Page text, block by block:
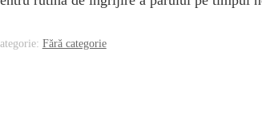
Fără categorie